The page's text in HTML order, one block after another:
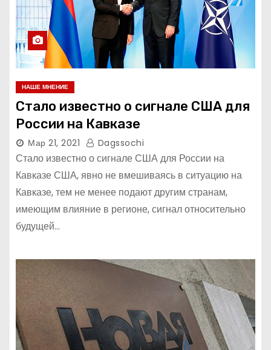
НАШЕ МНЕНИЕ
Стало известно о сигнале США для
России на Кавказе
Мар 21, 2021 Dagssochi
Стало известно о сигнале США для России на
Кавказе США, явно не вмешиваясь в ситуацию на
Кавказе, тем не менее подают другим странам,
имеющим влияние в регионе, сигнал относительно
будущей…